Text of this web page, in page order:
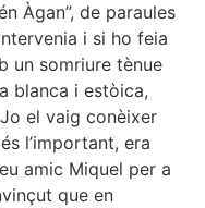
Àgan”, de paraules
i si ho feia
un somriure tènue
blanca i estòica,
el vaig conèixer
l’important, era
amic Miquel per a
que en